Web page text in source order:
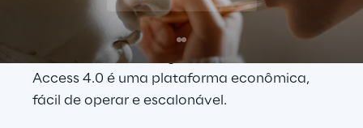
desagregação e virtualização de redes de
acesso baseadas em arquiteturas nativas
da nuvem e em código-fonte aberto, o
Access 4.0 é uma plataforma econômica,
fácil de operar e escalonável.